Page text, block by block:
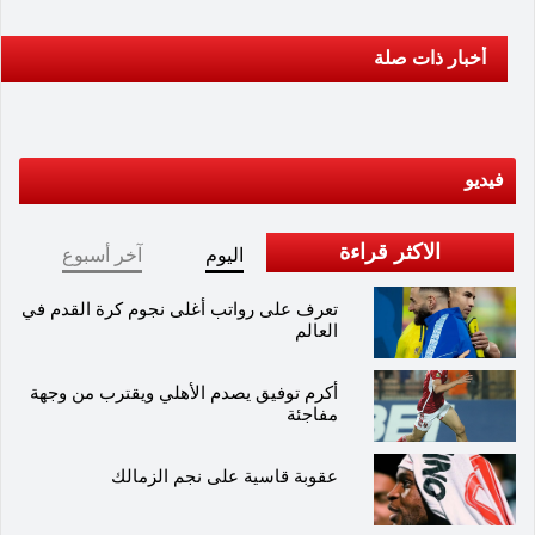
أخبار ذات صلة
فيديو
الاكثر قراءة اليوم آخر أسبوع
تعرف على رواتب أغلى نجوم كرة القدم في
العالم
أكرم توفيق يصدم الأهلي ويقترب من وجهة
مفاجئة
عقوبة قاسية على نجم الزمالك